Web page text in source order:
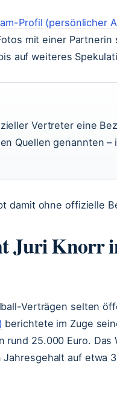
Profil (persönlicher
mit einer Partnerin
auf weiteres
Vertreter eine
Quellen genannten –
damit ohne offizielle
Juri Knorr
Verträgen selten
berichtete im Zuge
rund 25.000 Euro.
auf etwa